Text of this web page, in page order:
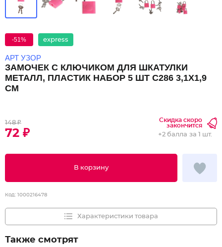
-51% express
АРТ УЗОР
ЗАМОЧЕК С КЛЮЧИКОМ ДЛЯ ШКАТУЛКИ
МЕТАЛЛ, ПЛАСТИК НАБОР 5 ШТ С286 3,1Х1,9
СМ
148 ₽
72 ₽
Скидка скоро
закончится
В корзину
+2 балла за 1 шт.
Код: 1000216478
Характеристики товара
Также смотрят